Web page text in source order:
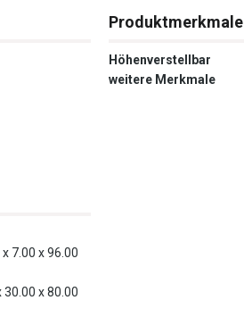
Produktmerkmale
Höhenverstellbar
weitere Merkmale
7.00 x 96.00
x 80.00